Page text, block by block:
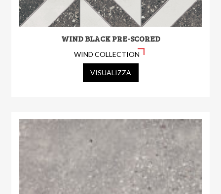
WIND BLACK PRE-SCORED
WIND COLLECTION
VISUALIZZA